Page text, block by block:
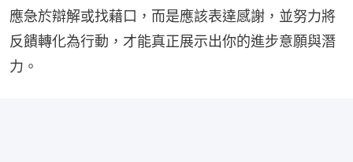
應急於辯解或找藉口，而是應該表達感謝，並努力將
反饋轉化為行動，才能真正展示出你的進步意願與潛
力。